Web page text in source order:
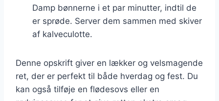
Damp bønnerne i et par minutter, indtil de
er sprøde. Server dem sammen med skiver
af kalveculotte.
Denne opskrift giver en lækker og velsmagende
ret, der er perfekt til både hverdag og fest. Du
kan også tilføje en flødesovs eller en